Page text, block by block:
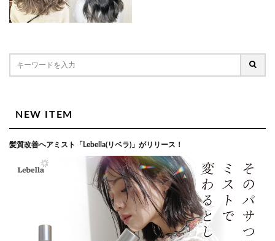
NEW ITEM
髪質改善ヘアミスト「Lebella(リベラ)」がリリース！